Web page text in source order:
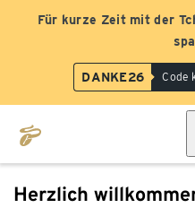
Für kurze Zeit mit der
DANKE26 Code
Herzlich